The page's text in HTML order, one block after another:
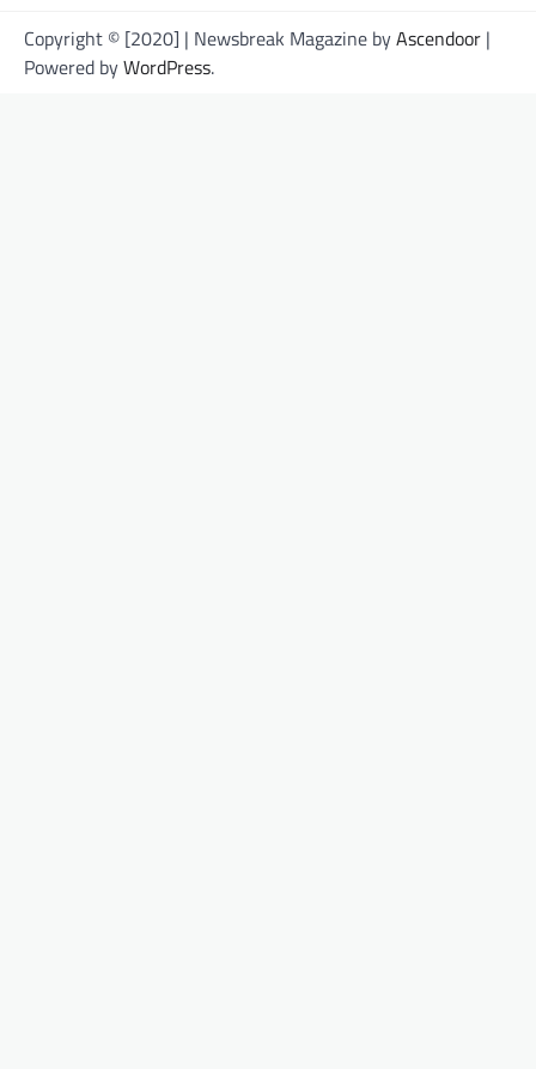
Copyright © [2020] | Newsbreak Magazine byAscendoor |
Powered byWordPress.